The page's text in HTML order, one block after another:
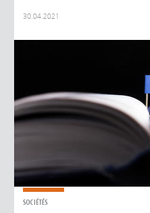
30.04.2021
SOCIÉTÉS